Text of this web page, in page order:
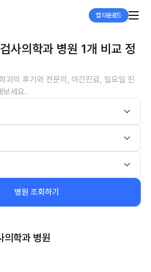
앱 다운로드
사의학과 병원 1개 비교 정
과의 후기와 전문의, 야간진료, 일요일 진
보세요.
병원 조회하기
의학과 병원